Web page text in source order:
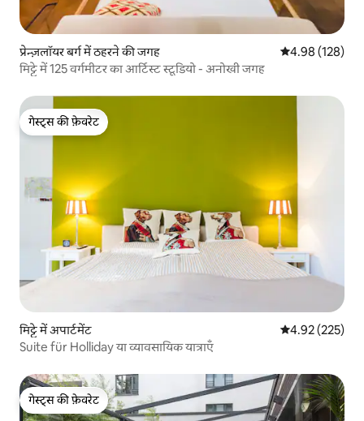
प्रेन्ज़लॉयर बर्ग में ठहरने की जगह औसत रेटिंग 5 में से
4.98 (128)
मिट्टे में 125 वर्गमीटर का आर्टिस्ट स्टूडियो - अनोखी जगह
गेस्ट्स की फ़ेवरेट
गेस्ट्स की फ़ेवरेट
मिट्टे में अपार्टमेंट औसत रेटिंग 5 में से
4.92 (225)
Suite für Holliday या व्यावसायिक यात्राएँ
गेस्ट्स की फ़ेवरेट
गेस्ट्स की फ़ेवरेट